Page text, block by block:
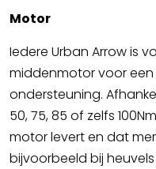
Motor
Iedere Urban Arrow is
middenmotor voor
ondersteuning.
50, 75, 85 of zelfs
motor levert en dat
bijvoorbeeld bij